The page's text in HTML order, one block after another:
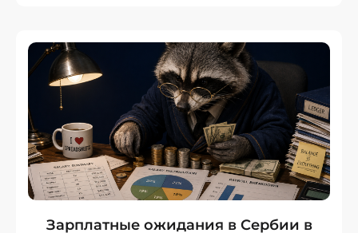
Зарплатные ожидания в Сербии в